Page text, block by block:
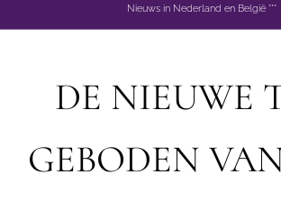
Nieuws in Nederland en België ***
DE NIEUWE
GEBODEN